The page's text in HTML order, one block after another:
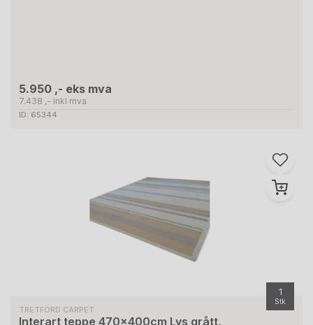
5.950 ,- eks mva
7.438 ,- inkl mva
ID: 65344
1
Stk
TRETFORD CARPET
Interart teppe 470x400cm Lys grått,